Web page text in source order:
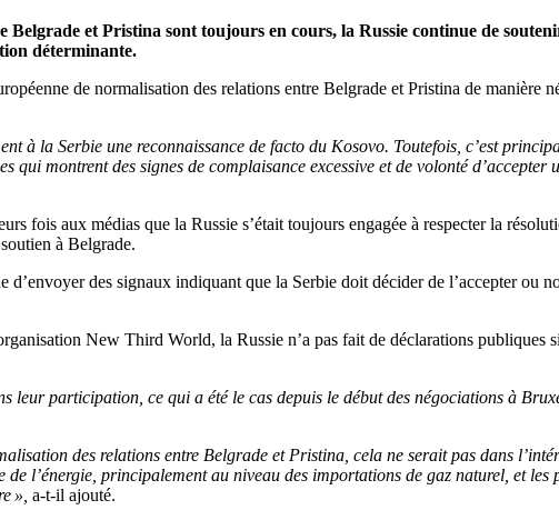
et Pristina sont toujours en cours, la Russie continue de
déterminante.
de normalisation des relations entre Belgrade et Pristina de manière
à la Serbie une reconnaissance de facto du Kosovo. Toutefois, c’est
montrent des signes de complaisance excessive et de volonté d’accepter
fois aux médias que la Russie s’était toujours engagée à respecter la
à Belgrade.
des signaux indiquant que la Serbie doit décider de l’accepter ou
New Third World, la Russie n’a pas fait de déclarations publiques
leur participation, ce qui a été le cas depuis le début des négociations à
des relations entre Belgrade et Pristina, cela ne serait pas dans
l’énergie, principalement au niveau des importations de gaz naturel, et les
», a-t-il ajouté.